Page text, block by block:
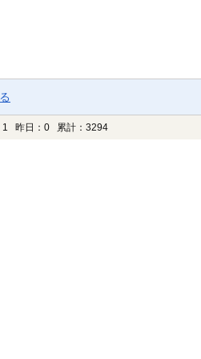
1 昨日：0 累計：3294